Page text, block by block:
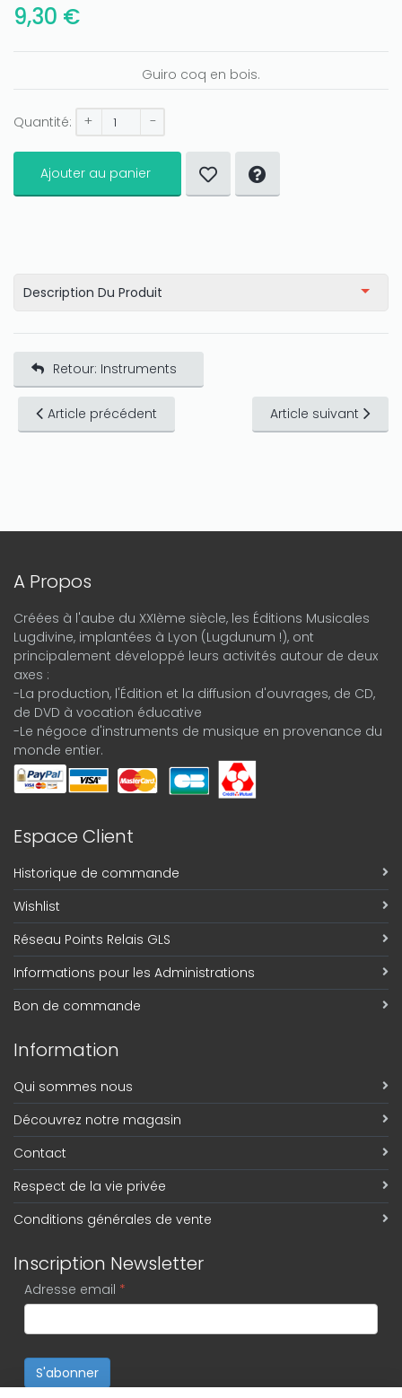
9,30 €
Guiro coq en bois.
Quantité: + -
Ajouter au panier
Description Du Produit
Retour: Instruments
Article précédent Article suivant
A Propos
Créées à l'aube du XXIème siècle, les Éditions Musicales
Lugdivine, implantées à Lyon (Lugdunum !), ont
principalement développé leurs activités autour de deux
axes :
-La production, l'Édition et la diffusion d'ouvrages, de CD,
de DVD à vocation éducative
-Le négoce d'instruments de musique en provenance du
monde entier.
Espace Client
Historique de commande
Wishlist
Réseau Points Relais GLS
Informations pour les Administrations
Bon de commande
Information
Qui sommes nous
Découvrez notre magasin
Contact
Respect de la vie privée
Conditions générales de vente
Inscription Newsletter
Adresse email *
S'abonner